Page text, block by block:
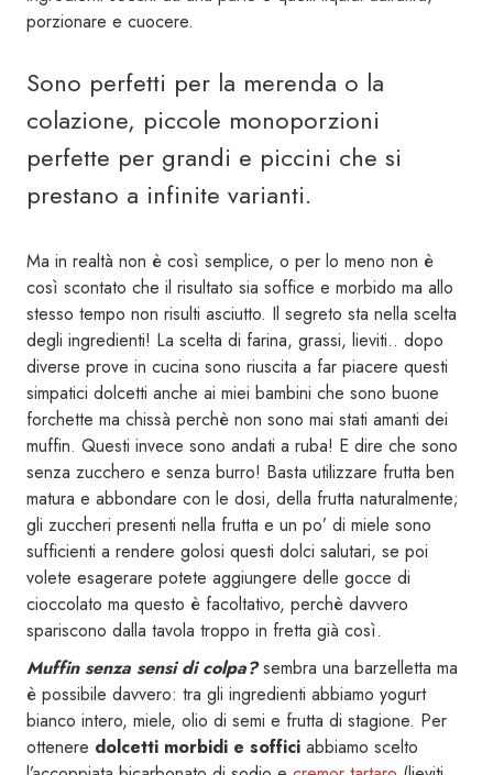
porzionare e cuocere.
Sono perfetti per la merenda o la
colazione, piccole monoporzioni
perfette per grandi e piccini che si
prestano a infinite varianti.
Ma in realtà non è così semplice, o per lo meno non è
così scontato che il risultato sia soffice e morbido ma allo
stesso tempo non risulti asciutto. Il segreto sta nella scelta
degli ingredienti! La scelta di farina, grassi, lieviti.. dopo
diverse prove in cucina sono riuscita a far piacere questi
simpatici dolcetti anche ai miei bambini che sono buone
forchette ma chissà perchè non sono mai stati amanti dei
muffin. Questi invece sono andati a ruba! E dire che sono
senza zucchero e senza burro! Basta utilizzare frutta ben
matura e abbondare con le dosi, della frutta naturalmente;
gli zuccheri presenti nella frutta e un po’ di miele sono
sufficienti a rendere golosi questi dolci salutari, se poi
volete esagerare potete aggiungere delle gocce di
cioccolato ma questo è facoltativo, perchè davvero
spariscono dalla tavola troppo in fretta già così.
Muffin senza sensi di colpa?sembra una barzelletta ma
è possibile davvero: tra gli ingredienti abbiamo yogurt
bianco intero, miele, olio di semi e frutta di stagione. Per
ottenere dolcetti morbidi e soffici abbiamo scelto